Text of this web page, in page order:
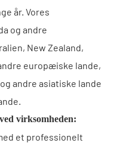
år. Vores
og andre
New Zealand,
europæiske lande,
andre asiatiske lande
virksomheden:
et professionelt